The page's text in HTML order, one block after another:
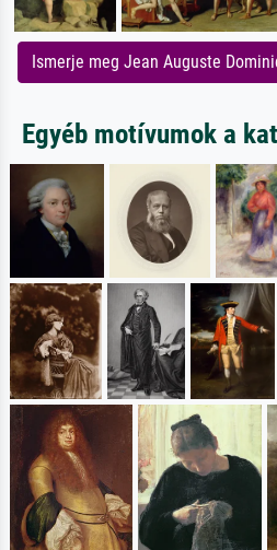
Ismerje meg Jean Auguste
Egyéb motívumok a